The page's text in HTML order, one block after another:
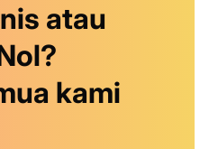
atau
kami